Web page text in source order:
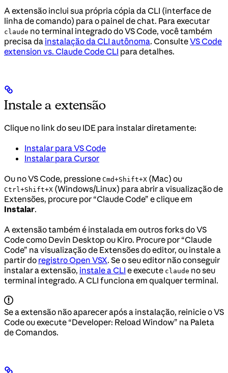
A extensão inclui sua própria cópia da CLI (interface de
linha de comando) para o painel de chat. Para executar
claude no terminal integrado do VS Code, você também
precisa da instalação da CLI autônoma. ConsulteVS Code
extension vs. Claude Code CLI para detalhes.
Instale a extensão
Clique no link do seu IDE para instalar diretamente:
Instalar para VS Code
Instalar para Cursor
Ou no VS Code, pressione Cmd+Shift+X (Mac) ou
Ctrl+Shift+X (Windows/Linux) para abrir a visualização de
Extensões, procure por “Claude Code” e clique em
Instalar.
A extensão também é instalada em outros forks do VS
Code como Devin Desktop ou Kiro. Procure por “Claude
Code” na visualização de Extensões do editor, ou instale a
partir do registro Open VSX. Se o seu editor não conseguir
instalar a extensão, instale a CLI e execute claude no seu
terminal integrado. A CLI funciona em qualquer terminal.
Se a extensão não aparecer após a instalação, reinicie o VS
Code ou execute “Developer: Reload Window” na Paleta
de Comandos.